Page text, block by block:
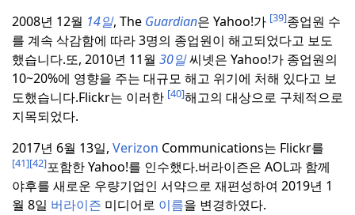
2008년 12월 14일, The Guardian은 Yahoo!가 [39]종업원 수
를 계속 삭감함에 따라 3명의 종업원이 해고되었다고 보도
했습니다.또, 2010년 11월 30일씨넷은 Yahoo!가 종업원의
10~20%에 영향을 주는 대규모 해고 위기에 처해 있다고 보
도했습니다.Flickr는 이러한 [40]해고의 대상으로 구체적으로
지목되었다.
2017년 6월 13일, Verizon Communications는 Flickr를
[41][42]포함한 Yahoo!를 인수했다.버라이즌은 AOL과 함께
야후를 새로운 우량기업인 서약으로 재편성하여 2019년 1
월 8일 버라이즌 미디어로 이름을 변경하였다.